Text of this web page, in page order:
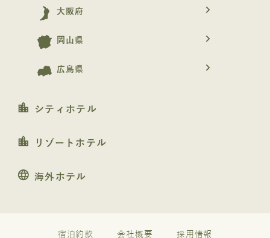
大阪府 navigate_next
岡山県 navigate_next
広島県 navigate_next
location_city シティホテル
location_city リゾートホテル
language 海外ホテル
宿泊約款 会社概要 採用情報